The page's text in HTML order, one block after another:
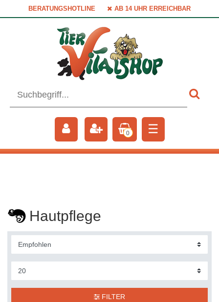
BERATUNGSHOTLINE AB 14 UHR ERREICHBAR
0 ☰
Hautpflege
FILTER